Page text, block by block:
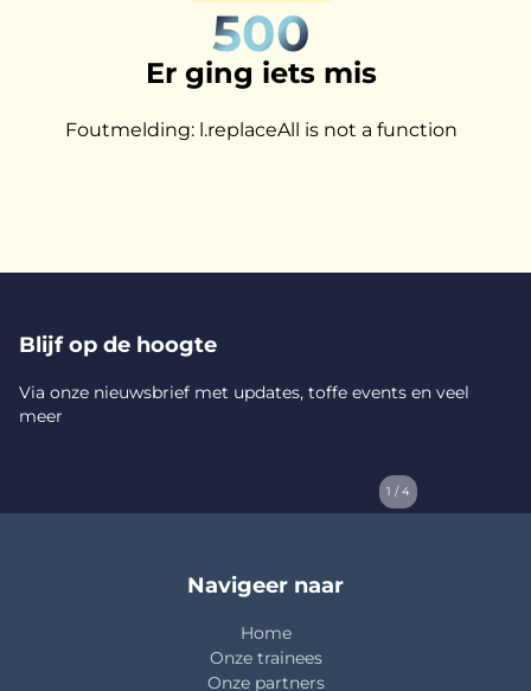
500
Er ging iets mis
Foutmelding: l.replaceAll is not a function
Blijf op de hoogte
Via onze nieuwsbrief met updates, toffe events en veel
meer
1 / 4
Navigeer naar
Home
Onze trainees
Onze partners